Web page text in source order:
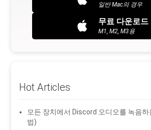
일반 Mac의 경우
무료 다운로드
M1, M2, M3용
Hot Articles
모든 장치에서 Discord 오디오를 녹음
법)